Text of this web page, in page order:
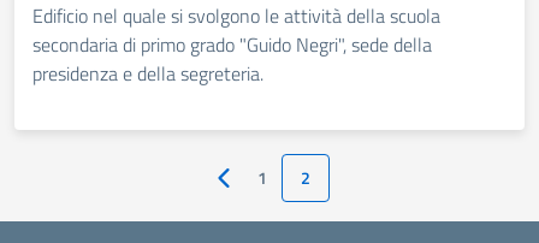
Edificio nel quale si svolgono le attività della scuola
secondaria di primo grado "Guido Negri", sede della
presidenza e della segreteria.
Pagina precedente
1 2